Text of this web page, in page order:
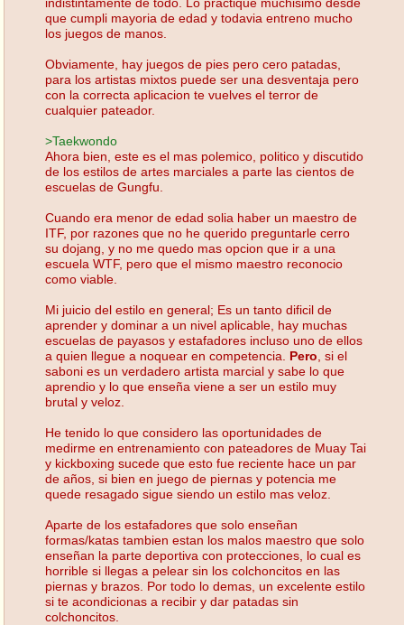
que cumpli mayoria de edad y todavia entreno mucho
los juegos de manos.
Obviamente, hay juegos de pies pero cero patadas,
para los artistas mixtos puede ser una desventaja pero
con la correcta aplicacion te vuelves el terror de
cualquier pateador.
>Taekwondo
Ahora bien, este es el mas polemico, politico y discutido
de los estilos de artes marciales a parte las cientos de
escuelas de Gungfu.
Cuando era menor de edad solia haber un maestro de
ITF, por razones que no he querido preguntarle cerro
su dojang, y no me quedo mas opcion que ir a una
escuela WTF, pero que el mismo maestro reconocio
como viable.
Mi juicio del estilo en general; Es un tanto dificil de
aprender y dominar a un nivel aplicable, hay muchas
escuelas de payasos y estafadores incluso uno de ellos
a quien llegue a noquear en competencia. Pero , si el
saboni es un verdadero artista marcial y sabe lo que
aprendio y lo que enseña viene a ser un estilo muy
brutal y veloz.
He tenido lo que considero las oportunidades de
medirme en entrenamiento con pateadores de Muay Tai
y kickboxing sucede que esto fue reciente hace un par
de años, si bien en juego de piernas y potencia me
quede resagado sigue siendo un estilo mas veloz.
Aparte de los estafadores que solo enseñan
formas/katas tambien estan los malos maestro que solo
enseñan la parte deportiva con protecciones, lo cual es
horrible si llegas a pelear sin los colchoncitos en las
piernas y brazos. Por todo lo demas, un excelente estilo
si te acondicionas a recibir y dar patadas sin
colchoncitos.